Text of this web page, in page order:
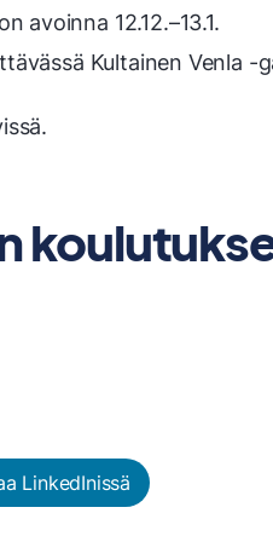
avoinna 12.12.–13.1.
Kultainen Venla -
LinkedInissä